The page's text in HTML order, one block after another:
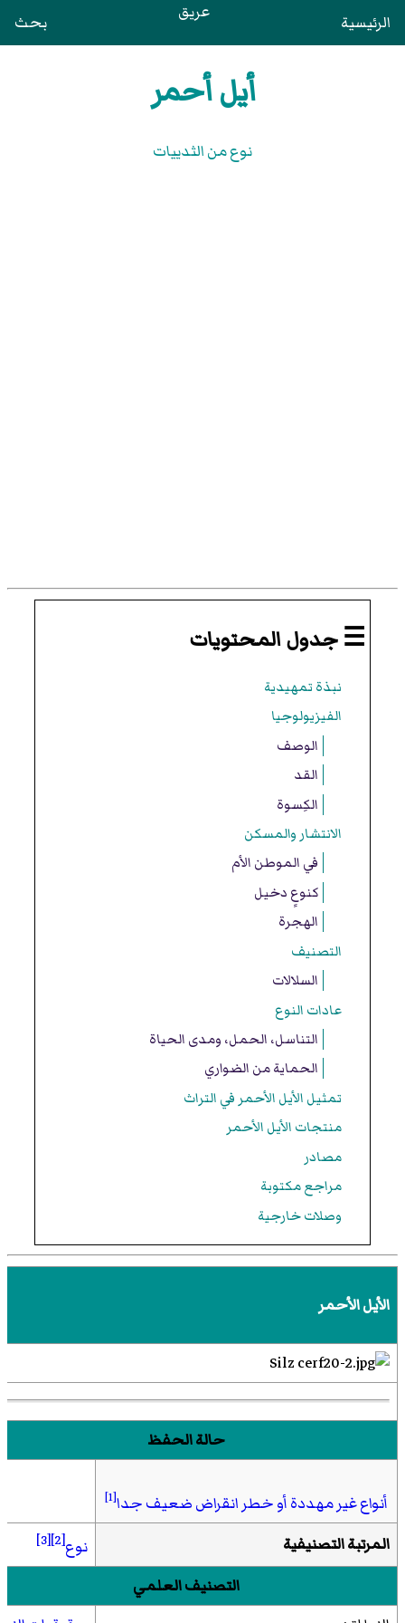
الرئيسية عريق بحث
أيل أحمر
نوع من الثدييات
☰ جدول المحتويات
نبذة تمهيدية
الفيزيولوجيا
الوصف
القد
الكِسوة
الانتشار والمسكن
في الموطن الأم
كنوعٍ دخيل
الهجرة
التصنيف
السلالات
عادات النوع
التناسل، الحمل، ومدى الحياة
الحماية من الضواري
تمثيل الأيل الأحمر في التراث
منتجات الأيل الأحمر
مصادر
مراجع مكتوبة
وصلات خارجية
الأيل الأحمر
حالة الحفظ
أنواع غير مهددة أو خطر انقراض ضعيف جدا[1]
المرتبة التصنيفية نوع[2]
[3]
التصنيف العلمي